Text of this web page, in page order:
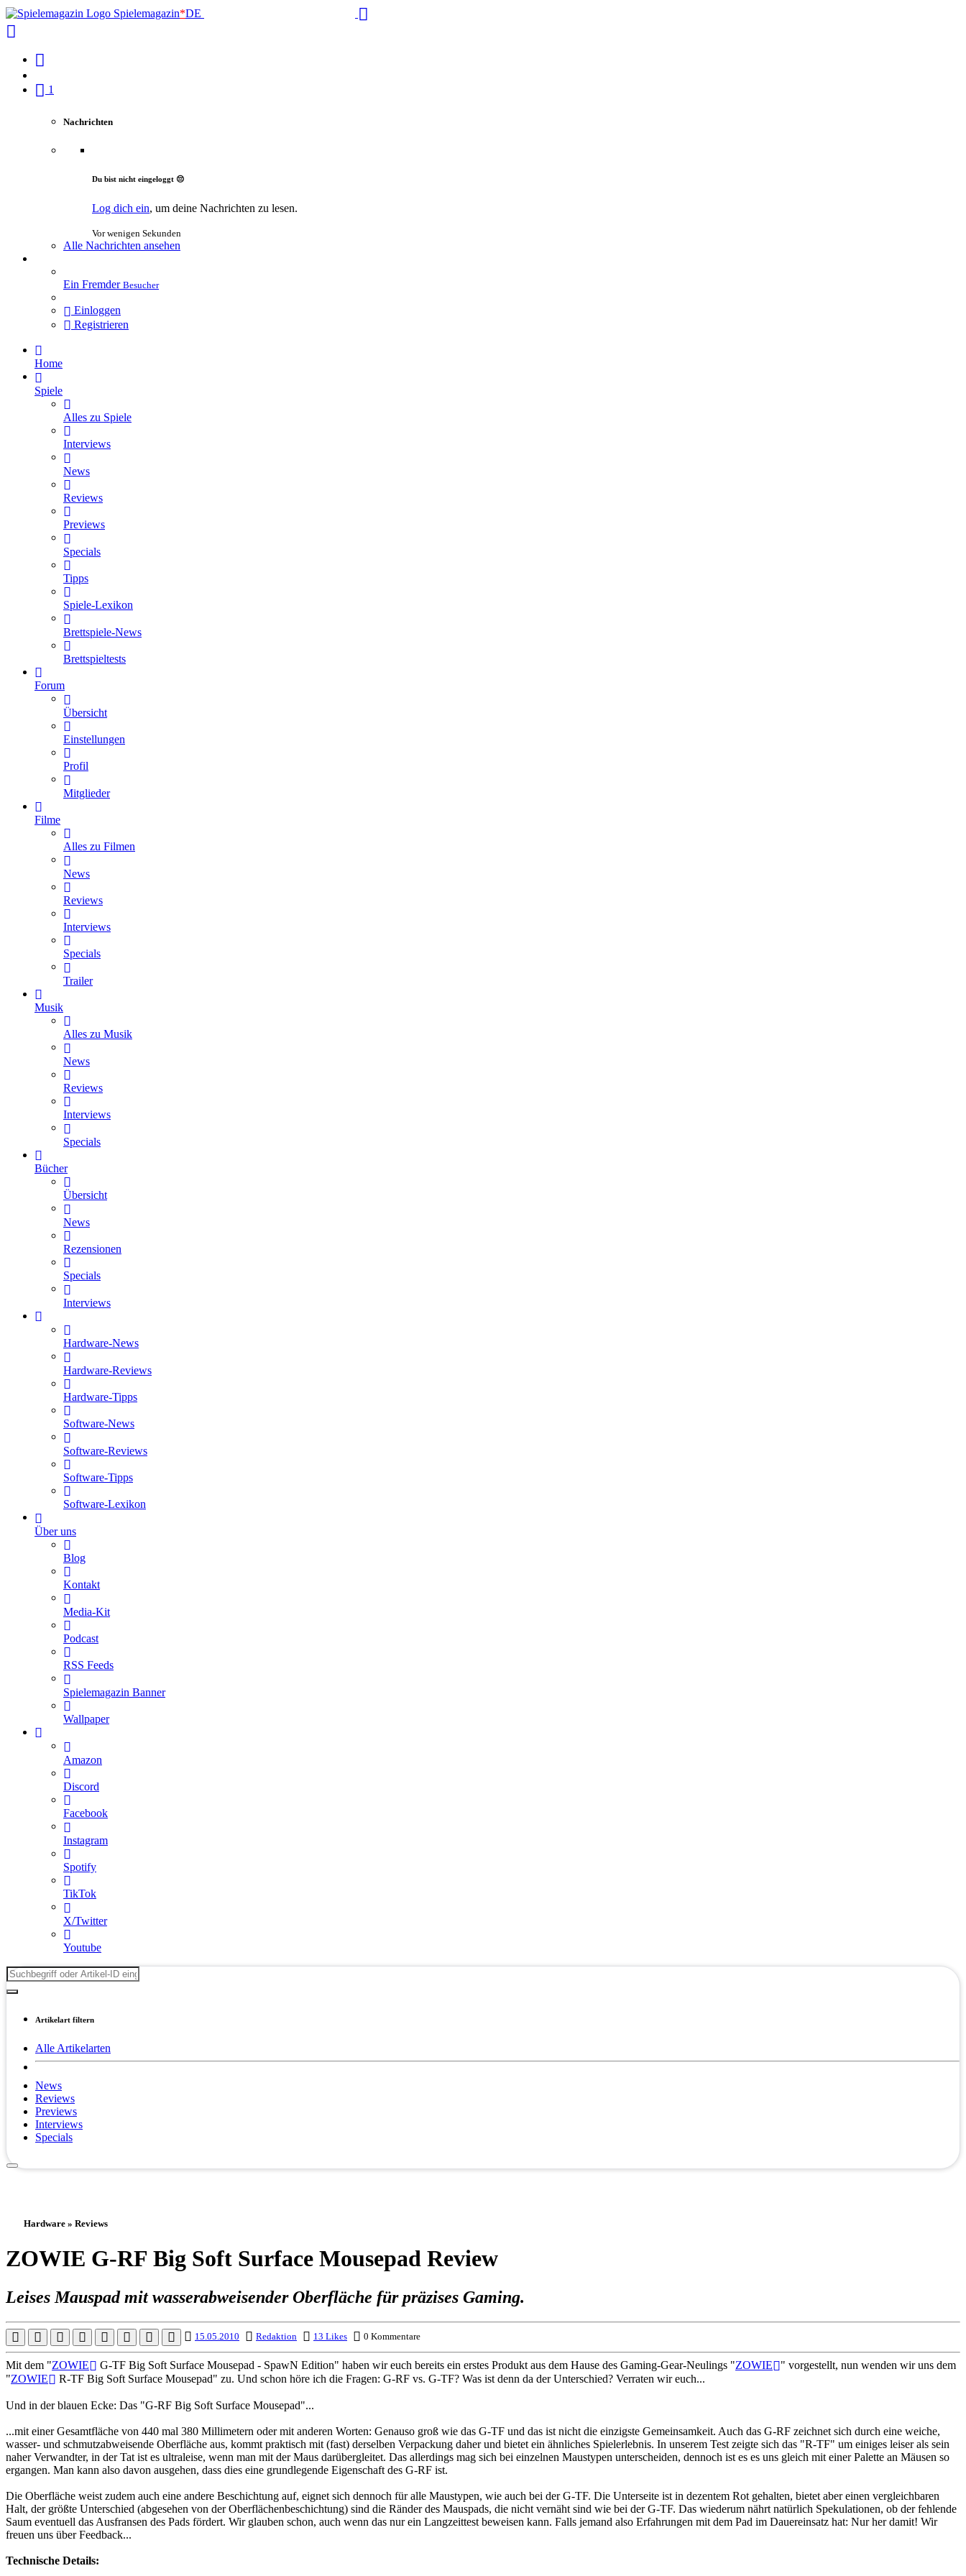
Spielemagazin*DE
1
Nachrichten
Du bist nicht eingeloggt 😔
Log dich ein, um deine Nachrichten zu lesen.
Vor wenigen Sekunden
Alle Nachrichten ansehen
Ein Fremder Besucher
Einloggen
Registrieren
Home
Spiele
Alles zu Spiele
Interviews
News
Reviews
Previews
Specials
Tipps
Spiele-Lexikon
Brettspiele-News
Brettspieltests
Forum
Übersicht
Einstellungen
Profil
Mitglieder
Filme
Alles zu Filmen
News
Reviews
Interviews
Specials
Trailer
Musik
Alles zu Musik
News
Reviews
Interviews
Specials
Bücher
Übersicht
News
Rezensionen
Specials
Interviews
Hardware-News
Hardware-Reviews
Hardware-Tipps
Software-News
Software-Reviews
Software-Tipps
Software-Lexikon
Über uns
Blog
Kontakt
Media-Kit
Podcast
RSS Feeds
Spielemagazin Banner
Wallpaper
Amazon
Discord
Facebook
Instagram
Spotify
TikTok
X/Twitter
Youtube
Artikelart filtern
Alle Artikelarten
News
Reviews
Previews
Interviews
Specials
Hardware » Reviews
ZOWIE G-RF Big Soft Surface Mousepad Review
Leises Mauspad mit wasserabweisender Oberfläche für präzises Gaming.
15.05.2010 Redaktion 13 Likes 0 Kommentare
Mit dem "ZOWIE G-TF Big Soft Surface Mousepad - SpawN Edition" haben wir euch bereits ein erstes Produkt aus dem Hause des Gaming-Gear-Neulings "ZOWIE
" vorgestellt, nun wenden wir uns dem
"ZOWIE R-TF Big Soft Surface Mousepad" zu. Und schon höre ich die Fragen: G-RF vs. G-TF? Was ist denn da der Unterschied? Verraten wir euch...
Und in der blauen Ecke: Das "G-RF Big Soft Surface Mousepad"...
...mit einer Gesamtfläche von 440 mal 380 Millimetern oder mit anderen Worten: Genauso groß wie das G-TF und das ist nicht die einzigste Gemeinsamkeit. Auch das G-RF zeichnet sich durch eine weiche,
wasser- und schmutzabweisende Oberfläche aus, kommt praktisch mit (fast) derselben Verpackung daher und bietet ein ähnliches Spielerlebnis. In unserem Test zeigte sich das "R-TF" um einiges leiser als sein
naher Verwandter, in der Tat ist es ultraleise, wenn man mit der Maus darübergleitet. Das allerdings mag sich bei einzelnen Maustypen unterscheiden, dennoch ist es es uns gleich mit einer Palette an Mäusen so
ergangen. Man kann also davon ausgehen, dass dies eine grundlegende Eigenschaft des G-RF ist.
Die Oberfläche weist zudem auch eine andere Beschichtung auf, eignet sich dennoch für alle Maustypen, wie auch bei der G-TF. Die Unterseite ist in dezentem Rot gehalten, bietet aber einen vergleichbaren
Halt, der größte Unterschied (abgesehen von der Oberflächenbeschichtung) sind die Ränder des Mauspads, die nicht vernäht sind wie bei der G-TF. Das wiederum nährt natürlich Spekulationen, ob der fehlende
Saum eventuell das Ausfransen des Pads fördert. Wir glauben schon, auch wenn das nur ein Langzeittest beweisen kann. Falls jemand also Erfahrungen mit dem Pad im Dauereinsatz hat: Nur her damit! Wir
freuen uns über Feedback...
Technische Details: